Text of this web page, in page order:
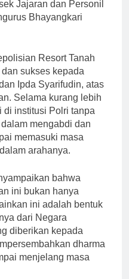
Jajaran dan Personil
Bhayangkari
Resort Tanah
sukses kepada
Ipda Syarifudin, atas
Selama kurang lebih
di institusi Polri tanpa
mengabdi dan
memasuki masa
arahanya.
bahwa
ini bukan hanya
ini adalah bentuk
dari Negara
diberikan kepada
dharma
menjelang masa